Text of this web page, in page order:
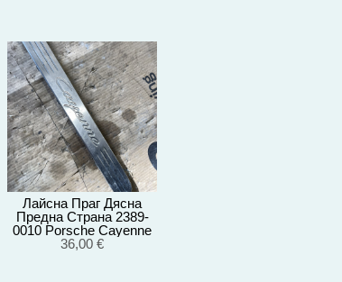
Лайсна Праг Дясна
Предна Страна 2389-
0010 Porsche Cayenne
3.0D 92A/EG22/2012
36,00 €